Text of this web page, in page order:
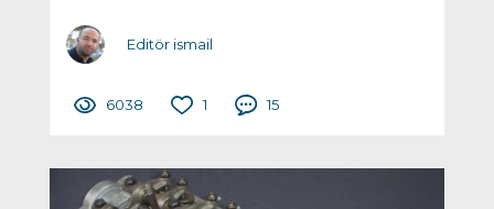
Editör ismail
6038 1 15